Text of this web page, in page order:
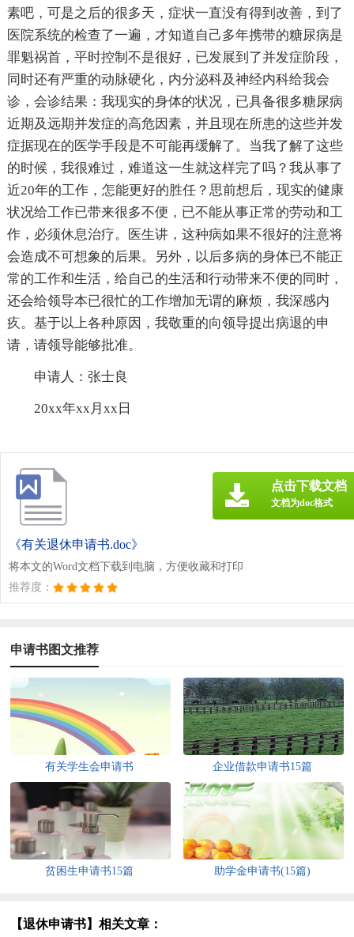
素吧，可是之后的很多天，症状一直没有得到改善，到了
医院系统的检查了一遍，才知道自己多年携带的糖尿病是
罪魁祸首，平时控制不是很好，已发展到了并发症阶段，
同时还有严重的动脉硬化，内分泌科及神经内科给我会
诊，会诊结果：我现实的身体的状况，已具备很多糖尿病
近期及远期并发症的高危因素，并且现在所患的这些并发
症据现在的医学手段是不可能再缓解了。当我了解了这些
的时候，我很难过，难道这一生就这样完了吗？我从事了
近20年的工作，怎能更好的胜任？思前想后，现实的健康
状况给工作已带来很多不便，已不能从事正常的劳动和工
作，必须休息治疗。医生讲，这种病如果不很好的注意将
会造成不可想象的后果。另外，以后多病的身体已不能正
常的工作和生活，给自己的生活和行动带来不便的同时，
还会给领导本已很忙的工作增加无谓的麻烦，我深感内
疚。基于以上各种原因，我敬重的向领导提出病退的申
请，请领导能够批准。
申请人：张士良
20xx年xx月xx日
《有关退休申请书.doc》
将本文的Word文档下载到电脑，方便收藏和打印
推荐度：
点击下载文档
文档为doc格式
申请书图文推荐
有关学生会申请书 企业借款申请书15篇
贫困生申请书15篇 助学金申请书(15篇)
【退休申请书】相关文章：